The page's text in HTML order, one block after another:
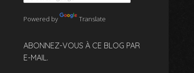
Powered by Translate
ABONNEZ-VOUS À CE BLOG PAR
E-MAIL.